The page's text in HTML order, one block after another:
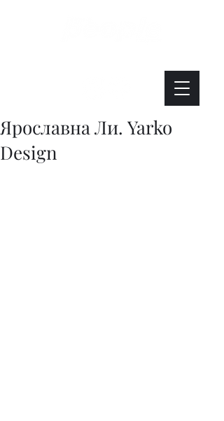
Ярославна Ли. Yarko
Design